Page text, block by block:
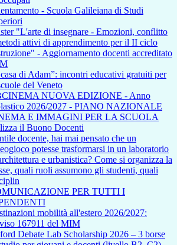
- Scuola Galileiana di Studi
"L'arte di insegnare - Emozioni, conflitto
attivi di apprendimento per il II ciclo
- Aggiornamento docenti accreditato
di Adam”: incontri educativi gratuiti per
del Veneto
NUOVA EDIZIONE - Anno
2026/2027 - PIANO NAZIONALE
E IMMAGINI PER LA SCUOLA
il Buono Docenti
docente, hai mai pensato che un
potesse trasformarsi in un laboratorio
e urbanistica? Come si organizza la
quali ruoli assumono gli studenti, quali
PER TUTTI I
mobilità all'estero 2026/2027:
167911 del MIM
Debate Lab Scholarship 2026 – 3 borse